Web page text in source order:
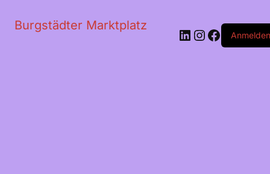
Burgstädter Marktplatz
LinkedIn
Instagram
Anmelden